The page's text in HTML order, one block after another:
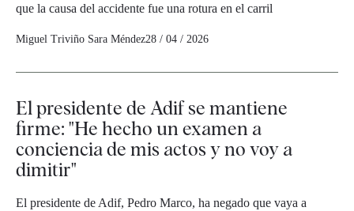
que la causa del accidente fue una rotura en el carril
Miguel Triviño Sara Méndez28 / 04 / 2026
El presidente de Adif se mantiene
firme: "He hecho un examen a
conciencia de mis actos y no voy a
dimitir"
El presidente de Adif, Pedro Marco, ha negado que vaya a